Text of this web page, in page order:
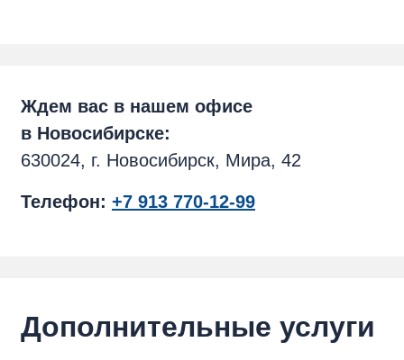
Ждем вас в нашем офисе
в Новосибирске:
630024, г. Новосибирск, Мира, 42
Телефон: +7 913 770-12-99
Дополнительные услуги